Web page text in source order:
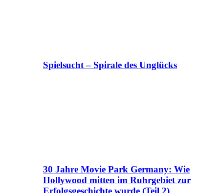
Spielsucht – Spirale des Unglücks
30 Jahre Movie Park Germany: Wie
Hollywood mitten im Ruhrgebiet zur
Erfolgsgeschichte wurde (Teil 2)